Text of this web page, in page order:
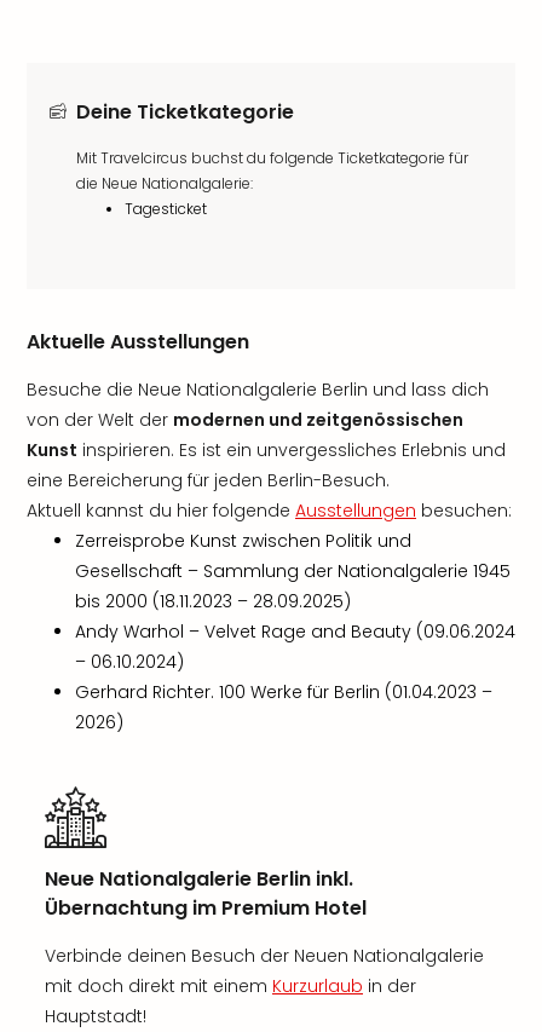
Deine Ticketkategorie
Mit Travelcircus buchst du folgende Ticketkategorie für
die Neue Nationalgalerie:
Tagesticket
Aktuelle Ausstellungen
Besuche die Neue Nationalgalerie Berlin und lass dich
von der Welt der modernen und zeitgenössischen
Kunst inspirieren. Es ist ein unvergessliches Erlebnis und
eine Bereicherung für jeden Berlin-Besuch.
Aktuell kannst du hier folgende Ausstellungen besuchen:
Zerreisprobe Kunst zwischen Politik und
Gesellschaft – Sammlung der Nationalgalerie 1945
bis 2000 (18.11.2023 – 28.09.2025)
Andy Warhol – Velvet Rage and Beauty (09.06.2024
– 06.10.2024)
Gerhard Richter. 100 Werke für Berlin (01.04.2023 –
2026)
Neue Nationalgalerie Berlin inkl.
Übernachtung im Premium Hotel
Verbinde deinen Besuch der Neuen Nationalgalerie
mit doch direkt mit einem Kurzurlaub in der
Hauptstadt!